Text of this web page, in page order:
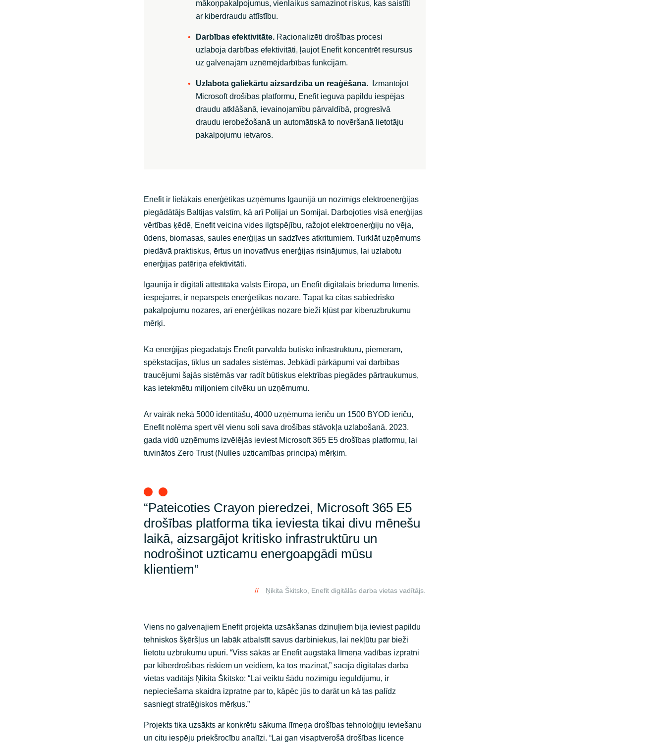
mākoņpakalpojumus, vienlaikus samazinot riskus, kas saistīti
ar kiberdraudu attīstību.
Darbības efektivitāte. Racionalizēti drošības procesi
uzlaboja darbības efektivitāti, ļaujot Enefit koncentrēt resursus
uz galvenajām uzņēmējdarbības funkcijām.
Uzlabota galiekārtu aizsardzība un reaģēšana.
Izmantojot
Microsoft drošības platformu, Enefit ieguva papildu iespējas
draudu atklāšanā, ievainojamību pārvaldībā, progresīvā
draudu ierobežošanā un automātiskā to novēršanā lietotāju
pakalpojumu ietvaros.
Enefit ir lielākais enerģētikas uzņēmums Igaunijā un nozīmīgs elektroenerģijas
piegādātājs Baltijas valstīm, kā arī Polijai un Somijai. Darbojoties visā enerģijas
vērtības ķēdē, Enefit veicina vides ilgtspējību, ražojot elektroenerģiju no vēja,
ūdens, biomasas, saules enerģijas un sadzīves atkritumiem. Turklāt uzņēmums
piedāvā praktiskus, ērtus un inovatīvus enerģijas risinājumus, lai uzlabotu
enerģijas patēriņa efektivitāti.
Igaunija ir digitāli attīstītākā valsts Eiropā, un Enefit digitālais brieduma līmenis,
iespējams, ir nepārspēts enerģētikas nozarē. Tāpat kā citas sabiedrisko
pakalpojumu nozares, arī enerģētikas nozare bieži kļūst par kiberuzbrukumu
mērķi.
Kā enerģijas piegādātājs Enefit pārvalda būtisko infrastruktūru, piemēram,
spēkstacijas, tīklus un sadales sistēmas. Jebkādi pārkāpumi vai darbības
traucējumi šajās sistēmās var radīt būtiskus elektrības piegādes pārtraukumus,
kas ietekmētu miljoniem cilvēku un uzņēmumu.
Ar vairāk nekā 5000 identitāšu, 4000 uzņēmuma ierīču un 1500 BYOD ierīču,
Enefit nolēma spert vēl vienu soli sava drošības stāvokļa uzlabošanā. 2023.
gada vidū uzņēmums izvēlējās ieviest Microsoft 365 E5 drošības platformu, lai
tuvinātos Zero Trust (Nulles uzticamības principa) mērķim.
“Pateicoties Crayon pieredzei, Microsoft 365 E5
drošības platforma tika ieviesta tikai divu mēnešu
laikā, aizsargājot kritisko infrastruktūru un
nodrošinot uzticamu energoapgādi mūsu
klientiem”
Ņikita Škitsko, Enefit digitālās darba vietas vadītājs.
Viens no galvenajiem Enefit projekta uzsākšanas dzinuļiem bija ieviest papildu
tehniskos šķēršļus un labāk atbalstīt savus darbiniekus, lai nekļūtu par bieži
lietotu uzbrukumu upuri. “Viss sākās ar Enefit augstākā līmeņa vadības izpratni
par kiberdrošības riskiem un veidiem, kā tos mazināt,” sacīja digitālās darba
vietas vadītājs Ņikita Škitsko: “Lai veiktu šādu nozīmīgu ieguldījumu, ir
nepieciešama skaidra izpratne par to, kāpēc jūs to darāt un kā tas palīdz
sasniegt stratēģiskos mērķus.”
Projekts tika uzsākts ar konkrētu sākuma līmeņa drošības tehnoloģiju ieviešanu
un citu iespēju priekšrocību analīzi. “Lai gan visaptverošā drošības licence